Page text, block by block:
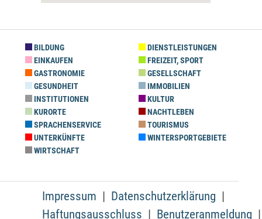
BILDUNG
DIENSTLEISTUNGEN
EINKAUFEN
FREIZEIT, SPORT
GASTRONOMIE
GESELLSCHAFT
GESUNDHEIT
IMMOBILIEN
INSTITUTIONEN
KULTUR
KURORTE
NACHTLEBEN
SPRACHENSERVICE
TOURISMUS
UNTERKÜNFTE
WINTERSPORTGEBIETE
WIRTSCHAFT
Impressum
Datenschutzerklärung
Haftungsausschluss
Benutzeranmeldung